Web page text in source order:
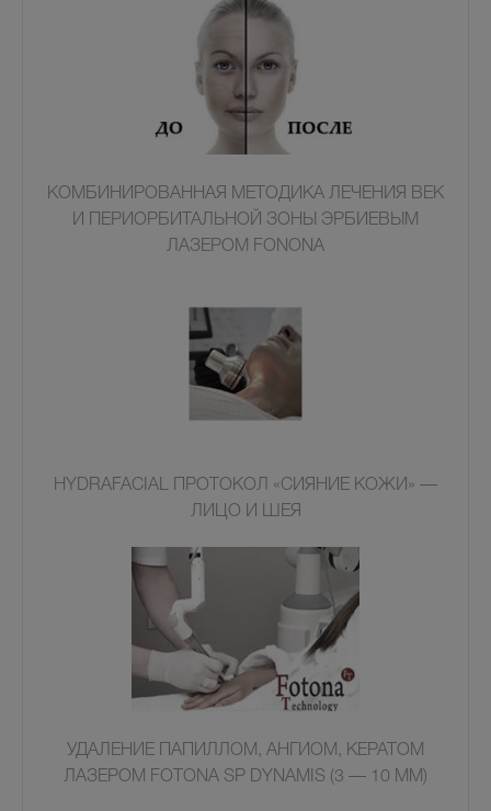
КОМБИНИРОВАННАЯ МЕТОДИКА ЛЕЧЕНИЯ ВЕК
И ПЕРИОРБИТАЛЬНОЙ ЗОНЫ ЭРБИЕВЫМ
ЛАЗЕРОМ FONONA
HYDRAFACIAL ПРОТОКОЛ «СИЯНИЕ КОЖИ» —
ЛИЦО И ШЕЯ
УДАЛЕНИЕ ПАПИЛЛОМ, АНГИОМ, КЕРАТОМ
ЛАЗЕРОМ FOTONA SP DYNAMIS (3 — 10 ММ)